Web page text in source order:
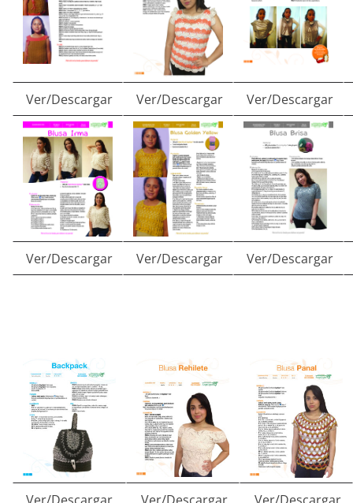
Ver/Descargar Ver/Descargar Ver/Descargar
Ver/Descargar Ver/Descargar Ver/Descargar